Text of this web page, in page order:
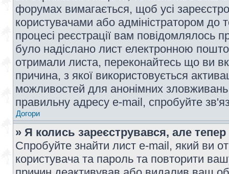
форумах вимагається, щоб усі
користувачами або адміністратором до
процесі реєстрації вам повідомлялось
було надіслано лист електронною
отримали листа, переконайтесь що ви
причина, з якої використовується
можливостей для анонімних
правильну адресу e-mail, спробуйте
Догори
» Я колись зареєструвався, але
Спробуйте знайти лист e-mail, який ви
користувача та пароль та повторити